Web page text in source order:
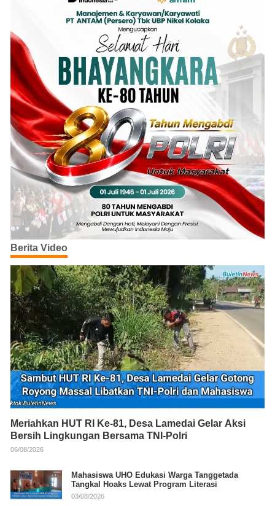
Berita Video
Meriahkan HUT RI Ke-81, Desa Lamedai Gelar Aksi
Bersih Lingkungan Bersama TNI-Polri
06/08/2026
Mahasiswa UHO Edukasi Warga Tanggetada
Tangkal Hoaks Lewat Program Literasi
03/08/2026